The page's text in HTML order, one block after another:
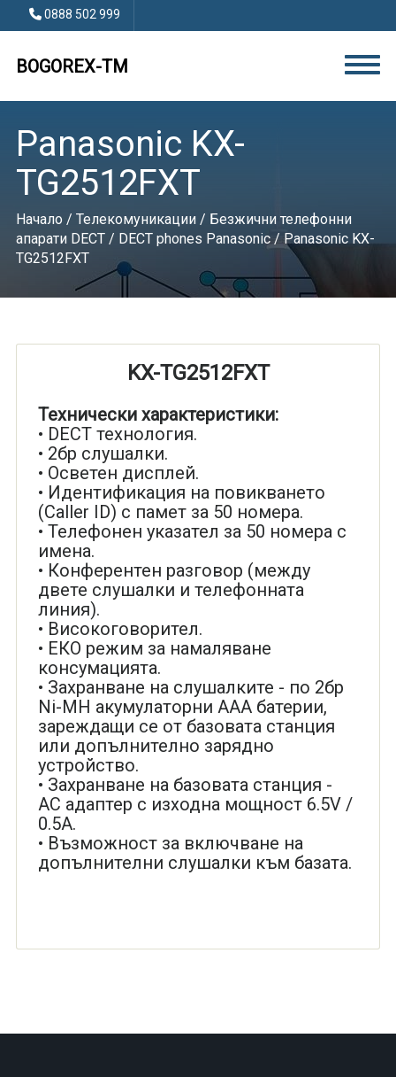
0888 502 999
BOGOREX-TM
Panasonic KX-
TG2512FXT
Начало / Телекомуникации/ Безжични телефонни
апарати DECT/ DECT phones Panasonic/ Panasonic KX-
TG2512FXT
KX-TG2512FXT
Технически характеристики:
• DECT технология.
• 2бр слушалки.
• Осветен дисплей.
• Идентификация на повикването
(Caller ID) с памет за 50 номера.
• Телефонен указател за 50 номера с
имена.
• Конферентен разговор (между
двете слушалки и телефонната
линия).
• Високоговорител.
• ЕКО режим за намаляване
консумацията.
• Захранване на слушалките - по 2бр
Ni-MH акумулаторни ААА батерии,
зареждащи се от базовата станция
или допълнително зарядно
устройство.
• Захранване на базовата станция -
АС адаптер с изходна мощност 6.5V /
0.5A.
• Възможност за включване на
допълнителни слушалки към базата.